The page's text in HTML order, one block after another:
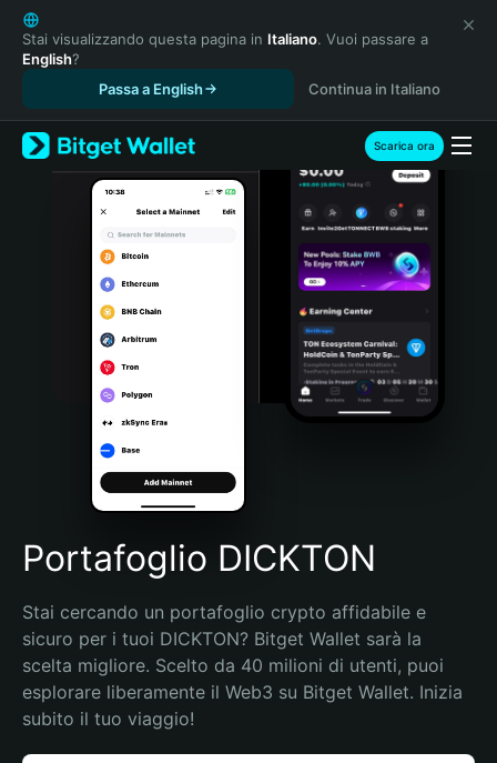
English
日本語
Tiếng Việt
Español (Latinoamérica)
Türkçe
Italiano
Português (Portugal)
Bahasa Indonesia
Português (Brasil)
Español (Argentina)
Stai visualizzando questa pagina in Italiano. Vuoi passare a
English?
Passa a English
Continua in Italiano
Scarica ora
Portafoglio DICKTON
Stai cercando un portafoglio crypto affidabile e
sicuro per i tuoi DICKTON? Bitget Wallet sarà la
scelta migliore. Scelto da 40 milioni di utenti, puoi
esplorare liberamente il Web3 su Bitget Wallet. Inizia
subito il tuo viaggio!